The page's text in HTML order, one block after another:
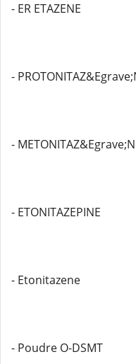
- ER ETAZENE
-
-
- ETONITAZEPINE
- Etonitazene
- Poudre O-DSMT